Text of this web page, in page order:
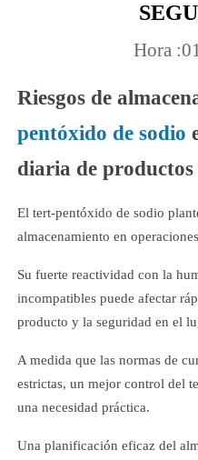
Hora
Riesgos de
pentóxido de sodio
diaria de
El tert-pentóxido de sodio
almacenamiento en
Su fuerte reactividad con la
incompatibles puede afectar
producto y la seguridad en el
A medida que las normas de
estrictas, un mejor control del
una necesidad práctica.
Una planificación eficaz del